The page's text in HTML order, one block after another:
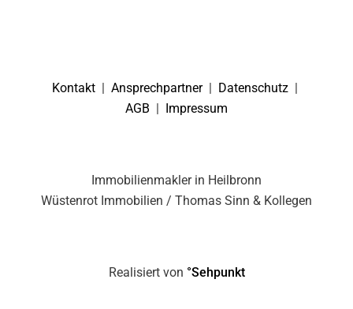
Kontakt Ansprechpartner| Datenschutz
AGB
Impressum
Immobilienmakler in Heilbronn
Wüstenrot Immobilien / Thomas Sinn & Kollegen
Realisiert von °Sehpunkt